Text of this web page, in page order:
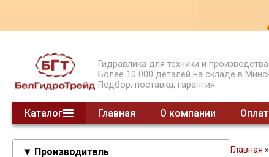
Гидравлика для техники и производства.
Более 10 000 деталей на складе в
Подбор, поставка, гарантия.
Каталог Главная О компании
Производитель
Главная »